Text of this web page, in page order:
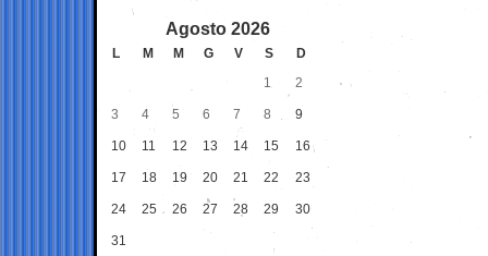
Agosto 2026
L M M G V S
D
1
2
3 4 5 6 7 8 9
10 11 12 13 14 15 16
17 18 19 20 21 22 23
24 25 26 27 28 29 30
31